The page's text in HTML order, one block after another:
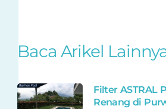
Baca Arikel
Filter ASTRAL
Renang di